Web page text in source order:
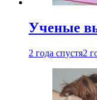
Ученые
2 года спустя2